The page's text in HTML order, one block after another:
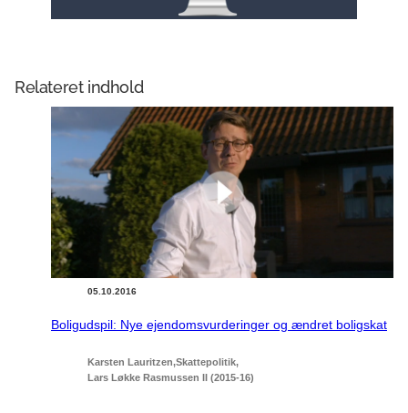
Relateret indhold
05.10.2016
Boligudspil: Nye ejendomsvurderinger og ændret boligskat
Karsten Lauritzen Skattepolitik
Lars Løkke Rasmussen II (2015-16)